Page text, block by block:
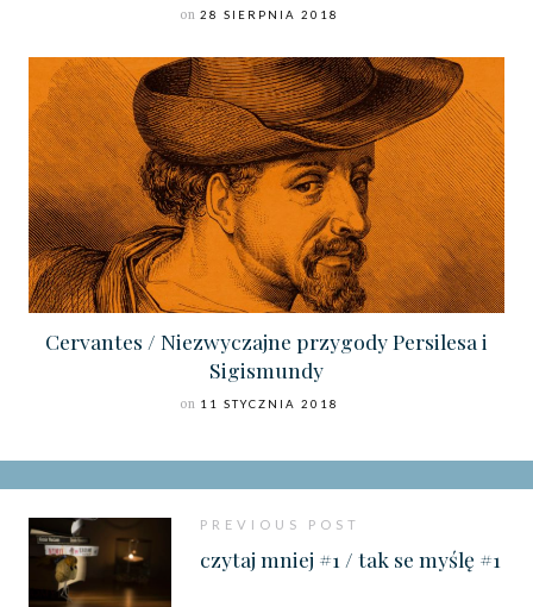
on 28 SIERPNIA 2018
Cervantes / Niezwyczajne przygody Persilesa i
Sigismundy
on 11 STYCZNIA 2018
PREVIOUS POST
czytaj mniej #1 / tak se myślę #1